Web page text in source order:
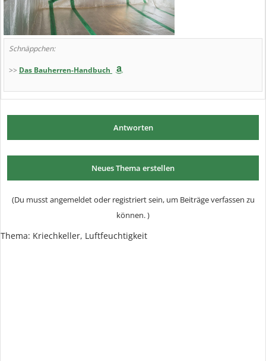
Schnäppchen:
>> Das Bauherren-Handbuch
Antworten
Neues Thema erstellen
(Du musst angemeldet oder registriert sein, um Beiträge verfassen zu
können. )
Thema: Kriechkeller, Luftfeuchtigkeit